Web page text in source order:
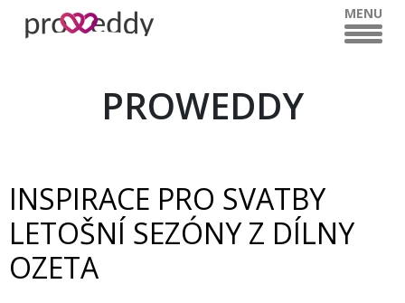
MENU
PROWEDDY
INSPIRACE PRO SVATBY
LETOŠNÍ SEZÓNY Z DÍLNY
OZETA